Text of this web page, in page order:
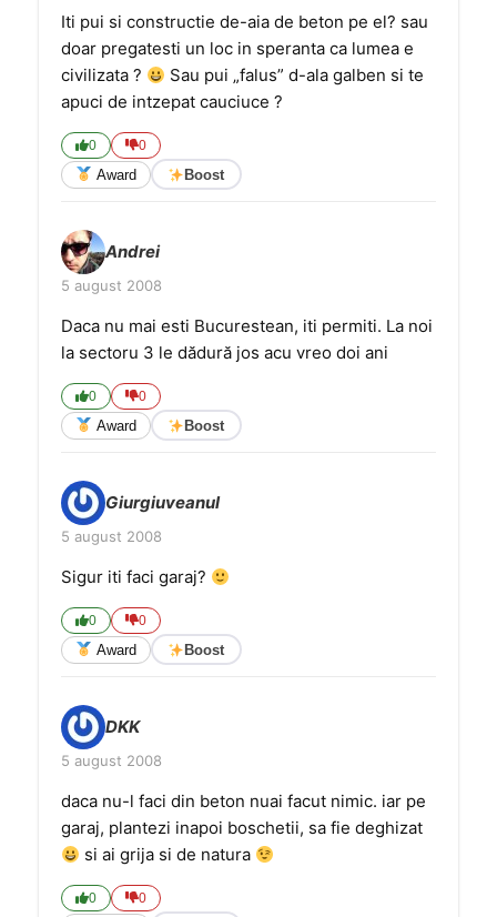
Iti pui si constructie de-aia de beton pe el? sau
doar pregatesti un loc in speranta ca lumea e
civilizata ?
Sau pui „falus” d-ala galben si te
apuci de intzepat cauciuce ?
0 0
Award Boost
Andrei
5 august 2008
Daca nu mai esti Bucurestean, iti permiti. La noi
la sectoru 3 le dădură jos acu vreo doi ani
0 0
Award Boost
Giurgiuveanul
5 august 2008
Sigur iti faci garaj?
0 0
Award Boost
DKK
5 august 2008
daca nu-l faci din beton nuai facut nimic. iar pe
garaj, plantezi inapoi boschetii, sa fie deghizat
si ai grija si de natura
0 0